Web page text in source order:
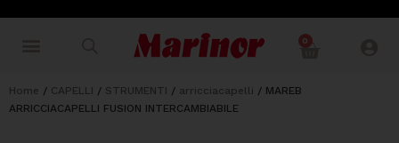
0
Home / CAPELLI / STRUMENTI / arricciacapelli / MAREB
ARRICCIACAPELLI FUSION INTERCAMBIABILE